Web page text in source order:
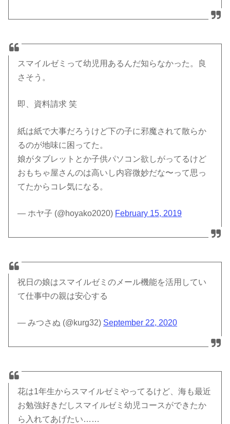
スマイルゼミって幼児用あるんだ知らなかった。良
さそう。
即、資料請求 笑
紙は紙で大事だろうけど下の子に邪魔されて散らか
るのが地味に困ってた。
娘がタブレットとか子供パソコン欲しがってるけど
おもちゃ屋さんのは高いし内容微妙だな〜って思っ
てたからコレ気になる。
— ホヤ子 (@hoyako2020) February 15, 2019
祝日の娘はスマイルゼミのメール機能を活用してい
て仕事中の親は安心する
— みつさぬ (@kurg32) September 22, 2020
花は1年生からスマイルゼミやってるけど、海も最近
お勉強好きだしスマイルゼミ幼児コースができたか
ら入れてあげたい……